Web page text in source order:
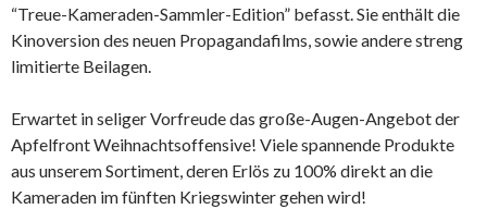
“Treue-Kameraden-Sammler-Edition” befasst. Sie enthält die
Kinoversion des neuen Propagandafilms, sowie andere streng
limitierte Beilagen.
Erwartet in seliger Vorfreude das große-Augen-Angebot der
Apfelfront Weihnachtsoffensive! Viele spannende Produkte
aus unserem Sortiment, deren Erlös zu 100% direkt an die
Kameraden im fünften Kriegswinter gehen wird!